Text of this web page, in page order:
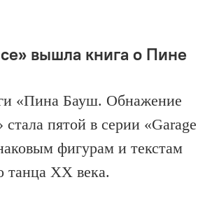
вышла книга о Пине
«Пина Бауш. Обнажение
стала пятой в серии «Garage
фигурам и текстам
танца ХХ века.